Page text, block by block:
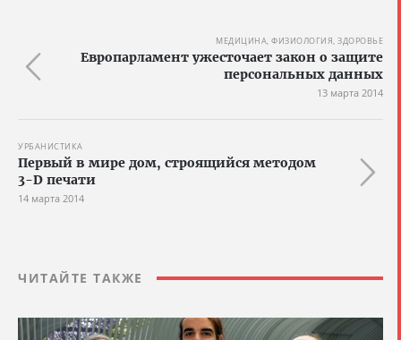
МЕДИЦИНА, ФИЗИОЛОГИЯ, ЗДОРОВЬЕ
Европарламент ужесточает закон о защите
персональных данных
13 марта 2014
УРБАНИСТИКА
Первый в мире дом, строящийся методом
3-D печати
14 марта 2014
ЧИТАЙТЕ ТАКЖЕ